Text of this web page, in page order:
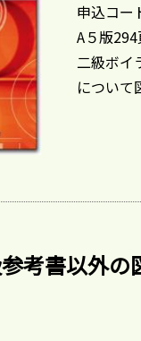
申込コ
A５版294
二級ボイ
について
考書以外の